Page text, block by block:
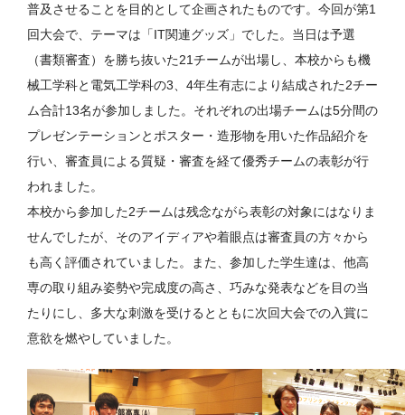
普及させることを目的として企画されたものです。今回が第1
回大会で、テーマは「IT関連グッズ」でした。当日は予選
（書類審査）を勝ち抜いた21チームが出場し、本校からも機
械工学科と電気工学科の3、4年生有志により結成された2チー
ム合計13名が参加しました。それぞれの出場チームは5分間の
プレゼンテーションとポスター・造形物を用いた作品紹介を
行い、審査員による質疑・審査を経て優秀チームの表彰が行
われました。
本校から参加した2チームは残念ながら表彰の対象にはなりま
せんでしたが、そのアイディアや着眼点は審査員の方々から
も高く評価されていました。また、参加した学生達は、他高
専の取り組み姿勢や完成度の高さ、巧みな発表などを目の当
たりにし、多大な刺激を受けるとともに次回大会での入賞に
意欲を燃やしていました。